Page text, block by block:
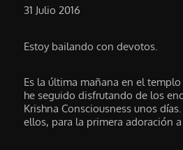
31 Julio 2016
Estoy bailando con devotos.
Es la última mañana en el
he seguido disfrutando de los
Krishna Consciousness unos
ellos, para la primera adoración